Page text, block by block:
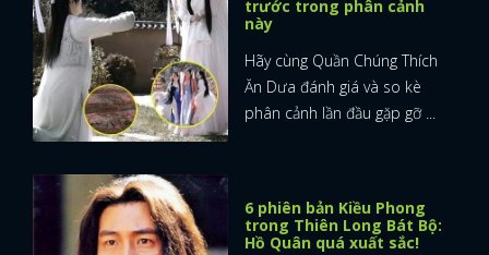
trước trong phân cảnh
này
Hãy cùng Quần Chúng Thích
Ăn Dưa đánh giá và so kè
phân cảnh lần đầu gặp gỡ ...
6 phiên bản Kiều Phong
trong Thiên Long Bát Bộ:
Hồ Quân quá xuất sắc!